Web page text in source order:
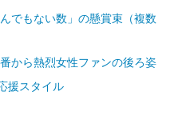
でもない数」の懸賞束（複数
から熱烈女性ファンの後ろ姿
援スタイル